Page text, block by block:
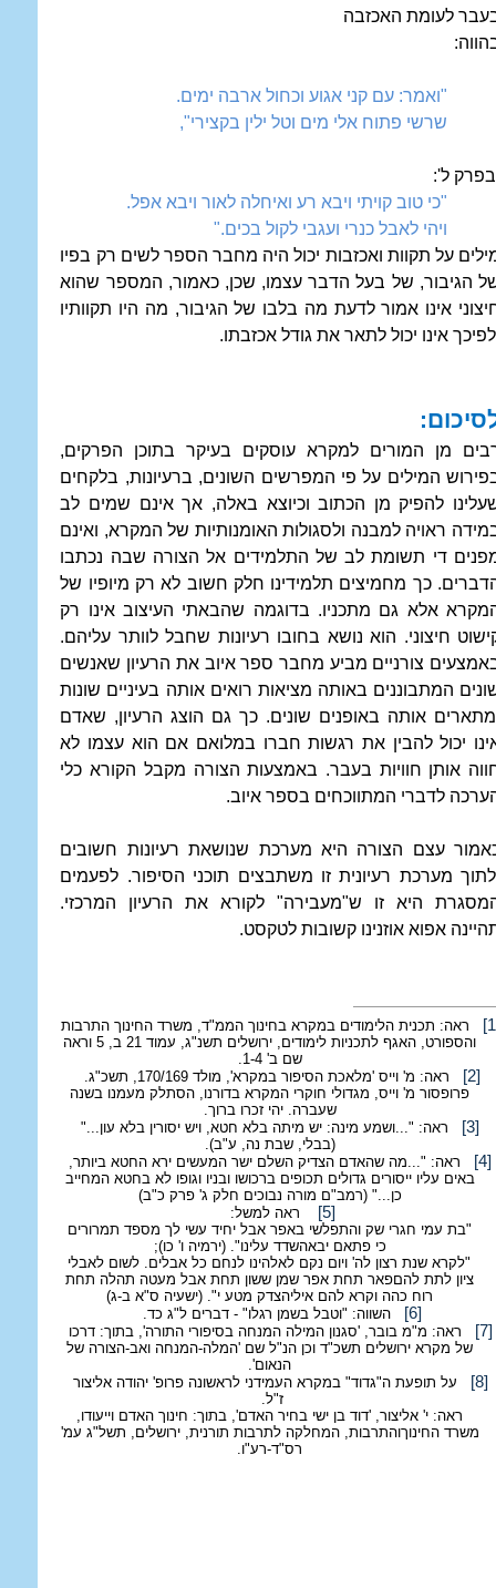
לעומת האכזבה
"ואמר: עם קני אגוע וכחול ארבה ימים.
שרשי פתוח אלי מים וטל ילין בקצירי",
ל':
"כי טוב קויתי ויבא רע ואיחלה לאור ויבא אפל.
ויהי לאבל כנרי ועגבי לקול בכים."
על תקוות ואכזבות יכול היה מחבר הספר לשים רק בפיו
הגיבור, של בעל הדבר עצמו, שכן, כאמור, המספר שהוא
אינו אמור לדעת מה בלבו של הגיבור, מה היו תקוותיו
אינו יכול לתאר את גודל אכזבתו.
מן המורים למקרא עוסקים בעיקר בתוכן הפרקים,
המילים על פי המפרשים השונים, ברעיונות, בלקחים
להפיק מן הכתוב וכיוצא באלה, אך אינם שמים לב
ראויה למבנה ולסגולות האומנותיות של המקרא, ואינם
די תשומת לב של התלמידים אל הצורה שבה נכתבו
כך מחמיצים תלמידינו חלק חשוב לא רק מיופיו של
אלא גם מתכניו. בדוגמה שהבאתי העיצוב אינו רק
חיצוני. הוא נושא בחובו רעיונות שחבל לוותר עליהם.
צורניים מביע מחבר ספר איוב את הרעיון שאנשים
המתבוננים באותה מציאות רואים אותה בעיניים שונות
אותה באופנים שונים. כך גם הוצג הרעיון, שאדם
יכול להבין את רגשות חברו במלואם אם הוא עצמו לא
אותן חוויות בעבר. באמצעות הצורה מקבל הקורא כלי
לדברי המתווכחים בספר איוב.
עצם הצורה היא מערכת שנושאת רעיונות חשובים
מערכת רעיונית זו משתבצים תוכני הסיפור. לפעמים
היא זו ש"מעבירה" לקורא את הרעיון המרכזי.
אפוא אוזנינו קשובות לטקסט.
ראה: תכנית הלימודים במקרא בחינוך הממ"ד, משרד החינוך התרבות
והספורט, האגף לתכניות לימודים, ירושלים תשנ"ג, עמוד 21 ב, 5 וראה
שם ב' 1-4.
[2]
ראה: מ' וייס 'מלאכת הסיפור במקרא', מולד 170/169, תשכ"ג.
פרופסור מ' וייס, מגדולי חוקרי המקרא בדורנו, הסתלק מעמנו בשנה
שעברה. יהי זכרו ברוך.
[3]
ראה: "...ושמע מינה: יש מיתה בלא חטא, ויש יסורין בלא עון..."
(בבלי, שבת נה, ע"ב).
[4]
ראה: "...מה שהאדם הצדיק השלם ישר המעשים ירא החטא ביותר,
באים עליו ייסורים גדולים תכופים ברכושו ובניו וגופו לא בחטא המחייב
כן..." (רמב"ם מורה נבוכים חלק ג' פרק כ"ב)
[5]
ראה למשל:
"בת עמי חגרי שק והתפלשי באפר אבל יחיד עשי לך מספד תמרורים
כי פתאם יבאהשדד עלינו". (ירמיה ו' כו);
"לקרא שנת רצון לה' ויום נקם לאלהינו לנחם כל אבלים. לשום לאבלי
ציון לתת להםפאר תחת אפר שמן ששון תחת אבל מעטה תהלה תחת
רוח כהה וקרא להם איליהצדק מטע י". (ישעיה ס"א ב-ג)
[6] השווה: "וטבל בשמן רגלו" - דברים ל"ג כד.
[7]
ראה: מ"מ בובר, 'סגנון המילה המנחה בסיפורי התורה', בתוך: דרכו
של מקרא ירושלים תשכ"ד וכן הנ"ל שם 'המלה-המנחה ואב-הצורה של
הנאום'.
[8]
על תופעת ה"גדוד" במקרא העמידני לראשונה פרופ' יהודה אליצור
ז"ל.
ראה: י' אליצור, 'דוד בן ישי בחיר האדם', בתוך: חינוך האדם וייעודו,
משרד החינוךוהתרבות, המחלקה לתרבות תורנית, ירושלים, תשל"ג עמ'
רס"ד-רע"ו.